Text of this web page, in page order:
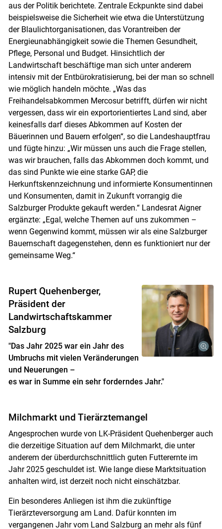
aus der Politik berichtete. Zentrale Eckpunkte sind dabei
beispielsweise die Sicherheit wie etwa die Unterstützung
der Blaulichtorganisationen, das Vorantreiben der
Energieunabhängigkeit sowie die Themen Gesundheit,
Pflege, Personal und Budget. Hinsichtlich der
Landwirtschaft beschäftige man sich unter anderem
intensiv mit der Entbürokratisierung, bei der man so schnell
wie möglich handeln möchte. „Was das
Freihandelsabkommen Mercosur betrifft, dürfen wir nicht
vergessen, dass wir ein exportorientiertes Land sind, aber
keinesfalls darf dieses Abkommen auf Kosten der
Bäuerinnen und Bauern erfolgen“, so die Landeshauptfrau
und fügte hinzu: „Wir müssen uns auch die Frage stellen,
was wir brauchen, falls das Abkommen doch kommt, und
das sind Punkte wie eine starke GAP, die
Herkunftskennzeichnung und informierte Konsumentinnen
und Konsumenten, damit in Zukunft vorrangig die
Salzburger Produkte gekauft werden.“ Landesrat Aigner
ergänzte: „Egal, welche Themen auf uns zukommen –
wenn Gegenwind kommt, müssen wir als eine Salzburger
Bauernschaft dagegenstehen, denn es funktioniert nur der
gemeinsame Weg.“
Rupert Quehenberger,
Präsident der
Landwirtschaftskammer
Salzburg
"Das Jahr 2025 war ein Jahr des
Umbruchs mit vielen Veränderungen
und Neuerungen –
es war in Summe ein sehr forderndes Jahr."
Milchmarkt und Tierärztemangel
Angesprochen wurde von LK-Präsident Quehenberger auch
die derzeitige Situation auf dem Milchmarkt, die unter
anderem der überdurchschnittlich guten Futterernte im
Jahr 2025 geschuldet ist. Wie lange diese Marktsituation
anhalten wird, ist derzeit noch nicht einschätzbar.
Ein besonderes Anliegen ist ihm die zukünftige
Tierärzteversorgung am Land. Dafür konnten im
vergangenen Jahr vom Land Salzburg an mehr als fünf